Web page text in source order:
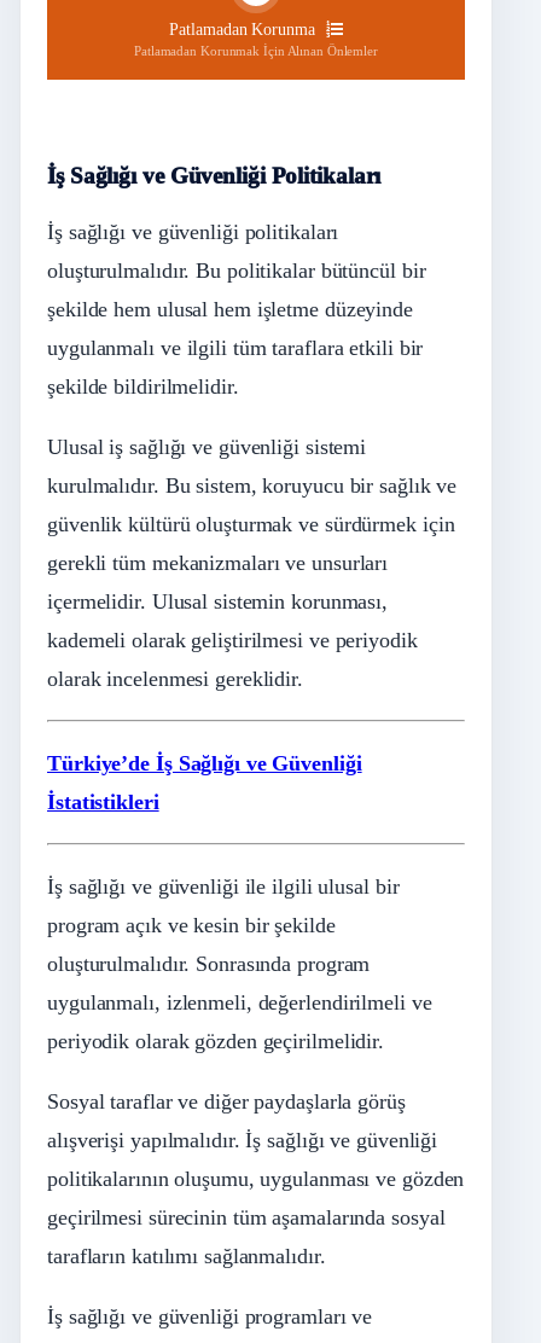
Patlamadan Korunma
Patlamadan Korunmak İçin Alınan Önlemler
İş Sağlığı ve Güvenliği Politikaları
İş sağlığı ve güvenliği politikaları
oluşturulmalıdır. Bu politikalar bütüncül bir
şekilde hem ulusal hem işletme düzeyinde
uygulanmalı ve ilgili tüm taraflara etkili bir
şekilde bildirilmelidir.
Ulusal iş sağlığı ve güvenliği sistemi
kurulmalıdır. Bu sistem, koruyucu bir sağlık ve
güvenlik kültürü oluşturmak ve sürdürmek için
gerekli tüm mekanizmaları ve unsurları
içermelidir. Ulusal sistemin korunması,
kademeli olarak geliştirilmesi ve periyodik
olarak incelenmesi gereklidir.
Türkiye’de İş Sağlığı ve Güvenliği
İstatistikleri
İş sağlığı ve güvenliği ile ilgili ulusal bir
program açık ve kesin bir şekilde
oluşturulmalıdır. Sonrasında program
uygulanmalı, izlenmeli, değerlendirilmeli ve
periyodik olarak gözden geçirilmelidir.
Sosyal taraflar ve diğer paydaşlarla görüş
alışverişi yapılmalıdır. İş sağlığı ve güvenliği
politikalarının oluşumu, uygulanması ve gözden
geçirilmesi sürecinin tüm aşamalarında sosyal
tarafların katılımı sağlanmalıdır.
İş sağlığı ve güvenliği programları ve